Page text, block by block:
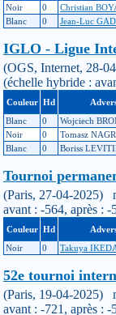
Noir
0 Christian
Blanc
0 Jean-Luc
IGLO - Ligue
(OGS, Internet, 28-
(échelle hybride :
Couleur Hd
Blanc
0 Wojciech
Noir
0 Tomasz
Blanc
0 Boriss
Tournoi
(Paris, 27-04-2025)
avant : -564, après :
Couleur Hd
Noir
0 Takuya
52e tournoi
(Paris, 19-04-2025)
avant : -721, après :